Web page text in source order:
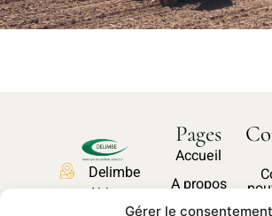
Gérer le consentement
Delimbe
Abbaye
Pages
Accueil
A propos